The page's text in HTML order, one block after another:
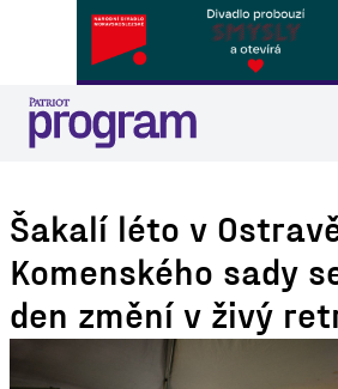
Šakalí léto v
Komenského sady
den změní v živý